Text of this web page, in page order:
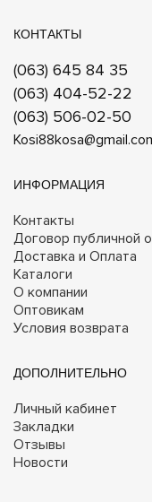
КОНТАКТЫ
(063) 645 84 35
(063) 404-52-22
(063) 506-02-50
ИНФОРМАЦИЯ
Контакты
Договор публичной
Доставка и Оплата
Каталоги
О компании
Оптовикам
Условия возврата
ДОПОЛНИТЕЛЬНО
Личный кабинет
Закладки
Отзывы
Новости